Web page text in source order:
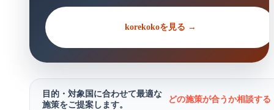
korekokoを見る →
目的・対象国に合わせて最適な
施策をご提案します。
どの施策が合うか相談す